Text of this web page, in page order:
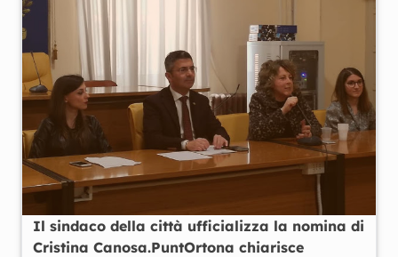
Il sindaco della città ufficializza la nomina di
Cristina Canosa.PuntOrtona chiarisce